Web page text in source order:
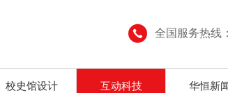
全国服务热线：
校史馆设计 互动科技 华恒新